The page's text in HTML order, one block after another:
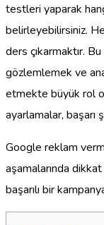
testleri yaparak
belirleyebilirsiniz.
ders çıkarmaktır.
gözlemlemek ve
etmekte büyük rol
ayarlamalar, başarı
Google reklam
aşamalarında
başarılı bir